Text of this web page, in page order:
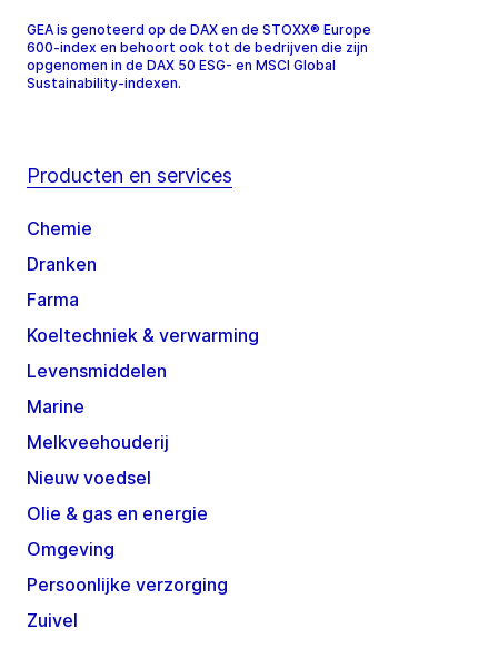
GEA is genoteerd op de DAX en de STOXX® Europe
600-index en behoort ook tot de bedrijven die zijn
opgenomen in de DAX 50 ESG- en MSCI Global
Sustainability-indexen.
Producten en services
Chemie
Dranken
Farma
Koeltechniek & verwarming
Levensmiddelen
Marine
Melkveehouderij
Nieuw voedsel
Olie & gas en energie
Omgeving
Persoonlijke verzorging
Zuivel